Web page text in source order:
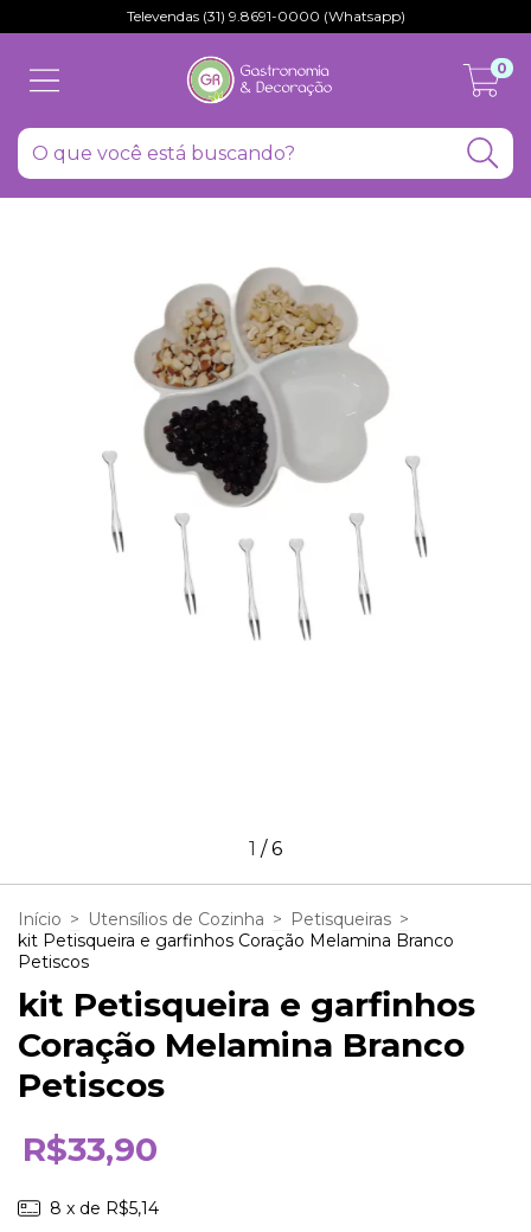
Televendas (31) 9.8691-0000 (Whatsapp)
0
1 /6
Início > Utensílios de Cozinha > Petisqueiras >
kit Petisqueira e garfinhos Coração Melamina Branco
Petiscos
kit Petisqueira e garfinhos
Coração Melamina Branco
Petiscos
R$33,90
8 x de R$5,14